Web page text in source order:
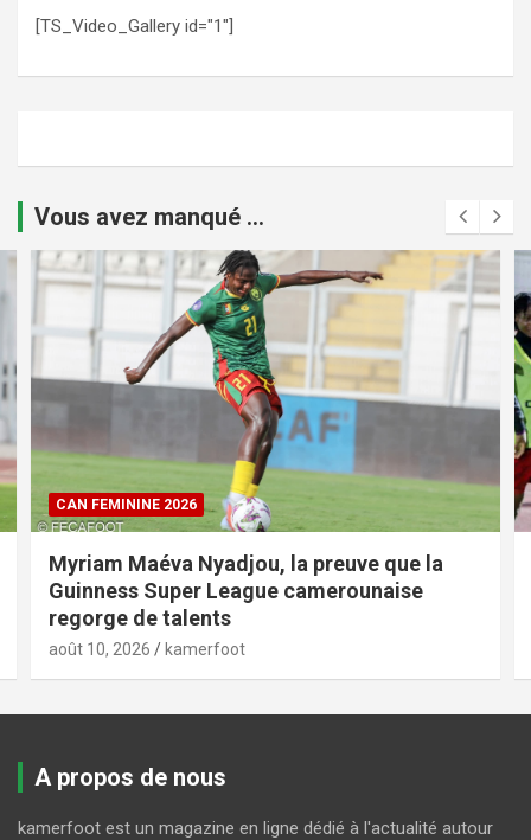
[TS_Video_Gallery id="1"]
Vous avez manqué ...
CAN FEMININE 2026
Myriam Maéva Nyadjou, la preuve que la
Guinness Super League camerounaise
regorge de talents
août 10, 2026 kamerfoot
A propos de nous
kamerfoot est un magazine en ligne dédié à l'actualité autour